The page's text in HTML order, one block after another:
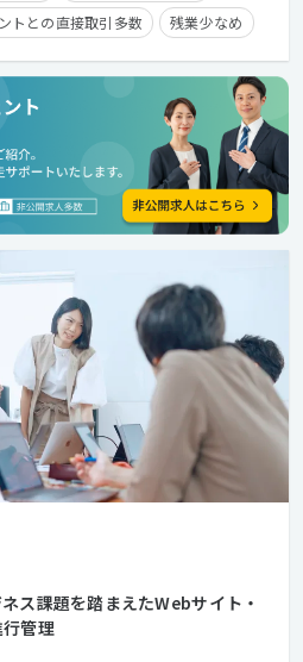
トとの直接取引多数
残業少なめ
在宅勤務可
ス課題を踏まえたWebサイト・
管理